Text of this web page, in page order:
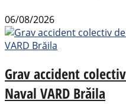
06/08/2026
Grav accident
Naval VARD Brăila